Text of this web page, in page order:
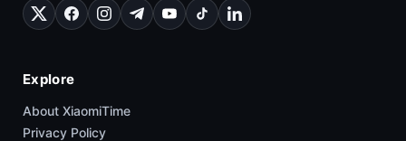
Explore
About XiaomiTime
Privacy Policy